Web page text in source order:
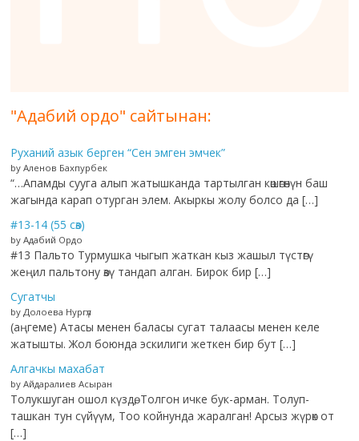
"Адабий ордо" сайтынан:
Руханий азык берген “Сен эмген эмчек”
by Аленов Бахпурбек
“…Апамды сууга алып жатышканда тартылган көшөгөнүн баш
жагында карап отурган элем. Акыркы жолу болсо да […]
#13-14 (55 сөз)
by Адабий Ордо
#13 Пальто Турмушка чыгып жаткан кыз жашыл түстөгү
жеңил пальтону өзү тандап алган. Бирок бир […]
Сугатчы
by Долоева Нургүл
(аңгеме) Атасы менен баласы сугат талаасы менен келе
жатышты. Жол боюнда эскилиги жеткен бир бут […]
Алгачкы махабат
by Айдаралиев Асыран
Толукшуган ошол күздө, Толгон ичке бук-арман. Толуп-
ташкан тун сүйүүм, Тоо койнунда жаралган! Арсыз жүрөк от
[…]